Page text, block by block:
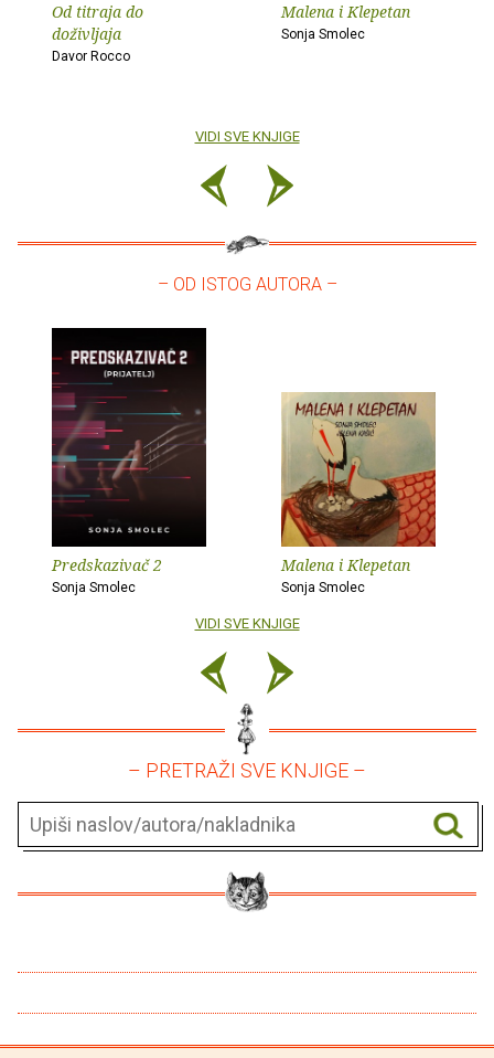
Od titraja do
doživljaja
Davor Rocco
Malena i Klepetan
Sonja Smolec
VIDI SVE KNJIGE
– OD ISTOG AUTORA –
Predskazivač 2
Sonja Smolec
Malena i Klepetan
Sonja Smolec
VIDI SVE KNJIGE
– PRETRAŽI SVE KNJIGE –